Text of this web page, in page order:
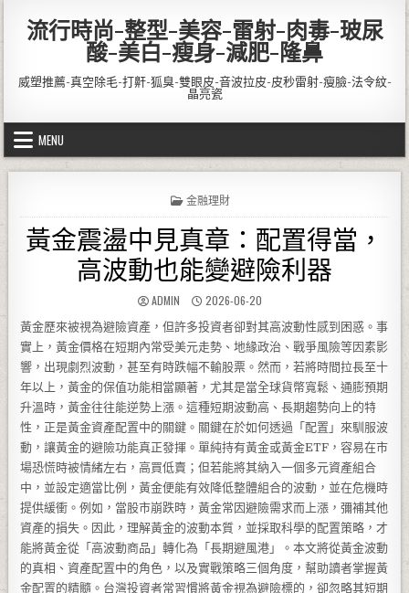
流行時尚-整型-美容-雷射-肉毒-玻尿
酸-美白-瘦身-減肥-隆鼻
威塑推薦-真空除毛-打鼾-狐臭-雙眼皮-音波拉皮-皮秒雷射-瘦臉-法令紋-
晶亮瓷
MENU
POSTED IN
金融理財
黃金震盪中見真章：配置得當，
高波動也能變避險利器
AUTHOR:
ADMIN PUBLISHED DATE:
2026-06-20
黃金歷來被視為避險資產，但許多投資者卻對其高波動性感到困惑。事
實上，黃金價格在短期內常受美元走勢、地緣政治、戰爭風險等因素影
響，出現劇烈波動，甚至有時跌幅不輸股票。然而，若將時間拉長至十
年以上，黃金的保值功能相當顯著，尤其是當全球貨幣寬鬆、通膨預期
升溫時，黃金往往能逆勢上漲。這種短期波動高、長期趨勢向上的特
性，正是黃金資產配置中的關鍵。關鍵在於如何透過「配置」來馴服波
動，讓黃金的避險功能真正發揮。單純持有黃金或黃金ETF，容易在市
場恐慌時被情緒左右，高買低賣；但若能將其納入一個多元資產組合
中，並設定適當比例，黃金便能有效降低整體組合的波動，並在危機時
提供緩衝。例如，當股市崩跌時，黃金常因避險需求而上漲，彌補其他
資產的損失。因此，理解黃金的波動本質，並採取科學的配置策略，才
能將黃金從「高波動商品」轉化為「長期避風港」。本文將從黃金波動
的真相、資產配置中的角色，以及實戰策略三個角度，幫助讀者掌握黃
金配置的精髓。台灣投資者常習慣將黃金視為避險標的，卻忽略其短期